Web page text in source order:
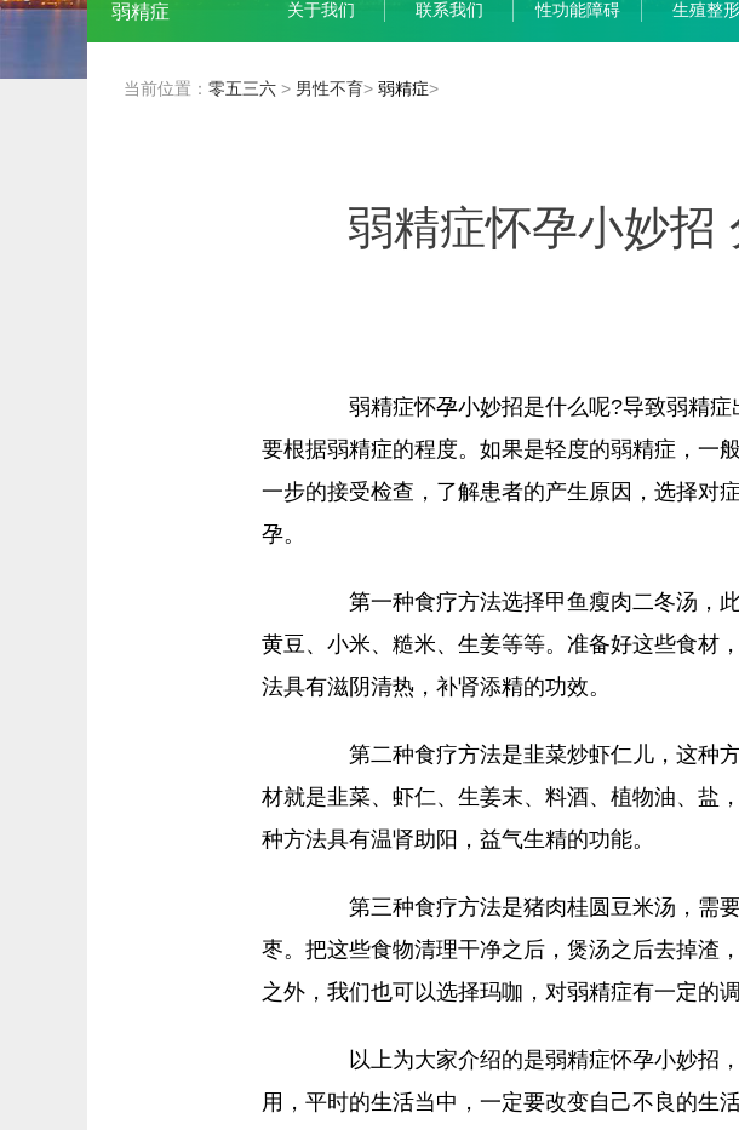
弱精症 关于我们 联系我们 性功能障碍 生殖整形
当前位置： 零五三六 > 男性不育> 弱精症>
弱精症怀孕小妙招
弱精症怀孕小妙招是什么呢?导致弱精症
要根据弱精症的程度。如果是轻度的弱精症，一
一步的接受检查，了解患者的产生原因，选择对
孕。
第一种食疗方法选择甲鱼瘦肉二冬汤，此
黄豆、小米、糙米、生姜等等。准备好这些食材
法具有滋阴清热，补肾添精的功效。
第二种食疗方法是韭菜炒虾仁儿，这种方
材就是韭菜、虾仁、生姜末、料酒、植物油、盐
种方法具有温肾助阳，益气生精的功能。
第三种食疗方法是猪肉桂圆豆米汤，需要
枣。把这些食物清理干净之后，煲汤之后去掉渣
之外，我们也可以选择玛咖，对弱精症有一定的调
以上为大家介绍的是弱精症怀孕小妙招，
用，平时的生活当中，一定要改变自己不良的生